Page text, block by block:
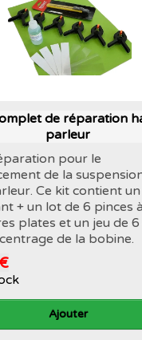
de réparation
parleur
pour le
de la
Ce kit contient un
+ un lot de 6 pinces à
plates et un jeu de 6
de la bobine.
Ajouter